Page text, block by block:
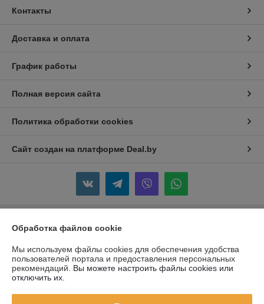
Контакты
Доставка и оплата
График работы
Полная версия сайта
Политика обработки cookies
Сайт создан на платформе Deal.by
Информация для покупателя
Юридическое лицо:Частное Предприятие "ЖАКОМ"
220088 г. Минск, ул. Смоленская 10A, пом.2
Регистрационный номер ЕГР: 690755458
УНП: 690755458
Обработка файлов cookie
Мы используем файлы cookies для обеспечения удобства
пользователей портала и предоставления персональных
рекомендаций. Вы можете настроить файлы cookies или
отключить их.